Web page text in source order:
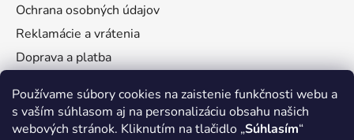
Používame súbory cookies na zaistenie funkčnosti webu a
s vaším súhlasom aj na personalizáciu obsahu našich
webových stránok. Kliknutím na tlačidlo „Súhlasím“
Ochrana osobných údajov
Reklamácie a vrátenia
Doprava a platba